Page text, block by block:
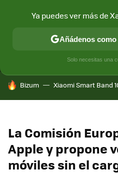
MÓVIL Y
HOY SE HABLA DE
Bizum Xiaomi Smart Band
La Comisión
Apple y propone
móviles sin el
Ya puedes ver más de
Añádenos
Solo necesitas una